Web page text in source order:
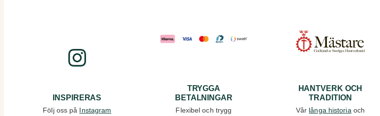
Instagram
INSPIRERAS
Följ oss på Instagram
TRYGGA
BETALNINGAR
Flexibel och trygg
HANTVERK OCH
TRADITION
Vår långa historiaoch